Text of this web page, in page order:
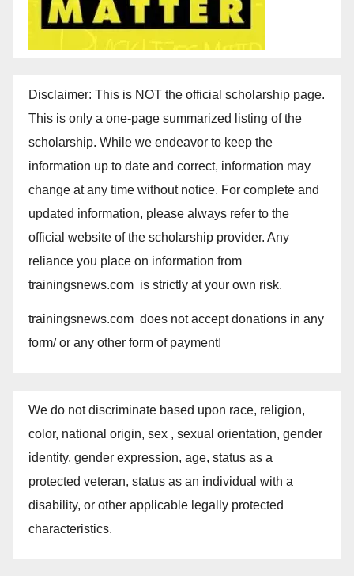
Disclaimer: This is NOT the official scholarship page.
This is only a one-page summarized listing of the
scholarship. While we endeavor to keep the
information up to date and correct, information may
change at any time without notice. For complete and
updated information, please always refer to the
official website of the scholarship provider. Any
reliance you place on information from
trainingsnews.com is strictly at your own risk.
trainingsnews.com does not accept donations in any
form/ or any other form of payment!
We do not discriminate based upon race, religion,
color, national origin, sex , sexual orientation, gender
identity, gender expression, age, status as a
protected veteran, status as an individual with a
disability, or other applicable legally protected
characteristics.